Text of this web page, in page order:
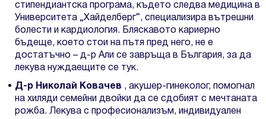
стипендиантска програма, където следва медицина в
Университета „Хайделберг“, специализира вътрешни
болести и кардиология. Бляскавото кариерно
бъдеще, което стои на пътя пред него, не е
достатъчно – д-р Али се завръща в България, за да
лекува нуждаещите се тук.
Д-р Николай Ковачев , акушер-гинеколог, помогнал
на хиляди семейни двойки да се сдобият с мечтаната
рожба. Лекува с професионализъм, индивидуален